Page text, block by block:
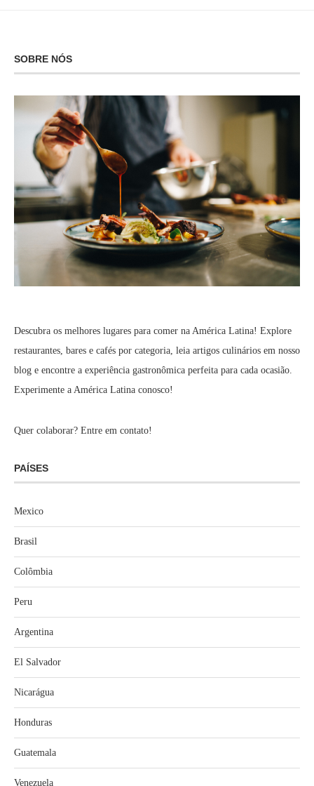
SOBRE NÓS
Descubra os melhores lugares para comer na América Latina! Explore
restaurantes, bares e cafés por categoria, leia artigos culinários em nosso
blog e encontre a experiência gastronômica perfeita para cada ocasião.
Experimente a América Latina conosco!
Quer colaborar? Entre em contato!
PAÍSES
Mexico
Brasil
Colômbia
Peru
Argentina
El Salvador
Nicarágua
Honduras
Guatemala
Venezuela